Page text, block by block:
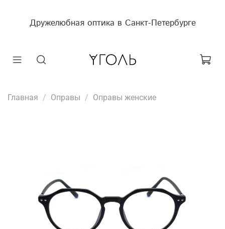
Дружелюбная оптика в Санкт-Петербурге
Главная Оправы Оправы женские